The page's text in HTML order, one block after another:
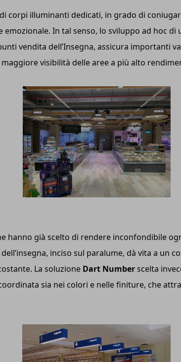
corpi illuminanti dedicati, in grado di
In tal senso, lo sviluppo ad hoc di
vendita dell’Insegna, assicura importanti
visibilità delle aree a più alto
hanno già scelto di rendere inconfondibile
inciso sul paralume, dà vita a un
La soluzione Dart Numberscelta
sia nei colori e nelle finiture, che